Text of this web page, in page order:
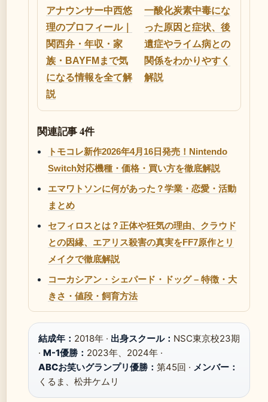
アナウンサー中西悠
理のプロフィール｜
関西弁・年収・家
族・BAYFMまで気
になる情報を全て解
説
一酸化炭素中毒にな
った原因と症状、後
遺症やライム病との
関係をわかりやすく
解説
関連記事 4件
トモコレ新作2026年4月16日発売！Nintendo
Switch対応機種・価格・買い方を徹底解説
エマワトソンに何があった？学業・恋愛・活動
まとめ
セフィロスとは？正体や狂気の理由、クラウド
との因縁、エアリス殺害の真実をFF7原作とリ
メイクで徹底解説
コーカシアン・シェパード・ドッグ – 特徴・大
きさ・値段・飼育方法
結成年： 2018年 · 出身スクール： NSC東京校23期
· M-1優勝： 2023年、2024年 ·
ABCお笑いグランプリ優勝： 第45回 · メンバー：
くるま、松井ケムリ